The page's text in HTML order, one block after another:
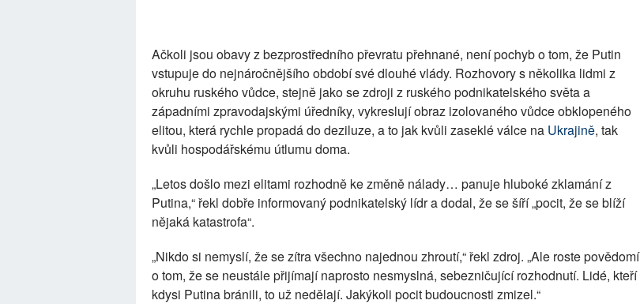
Ačkoli jsou obavy z bezprostředního převratu přehnané, není pochyb o tom, že Putin
vstupuje do nejnáročnějšího období své dlouhé vlády. Rozhovory s několika lidmi z
okruhu ruského vůdce, stejně jako se zdroji z ruského podnikatelského světa a
západními zpravodajskými úředníky, vykreslují obraz izolovaného vůdce obklopeného
elitou, která rychle propadá do deziluze, a to jak kvůli zaseklé válce na Ukrajině, tak
kvůli hospodářskému útlumu doma.
„Letos došlo mezi elitami rozhodně ke změně nálady… panuje hluboké zklamání z
Putina,“ řekl dobře informovaný podnikatelský lídr a dodal, že se šíří „pocit, že se blíží
nějaká katastrofa“.
„Nikdo si nemyslí, že se zítra všechno najednou zhroutí,“ řekl zdroj. „Ale roste povědomí
o tom, že se neustále přijímají naprosto nesmyslná, sebezničující rozhodnutí. Lidé, kteří
kdysi Putina bránili, to už nedělají. Jakýkoli pocit budoucnosti zmizel.“